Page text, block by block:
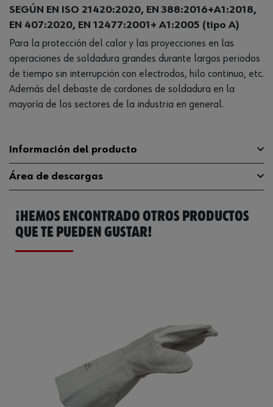
SEGÚN EN ISO 21420:2020, EN 388:2016+A1:2018,
EN 407:2020, EN 12477:2001+ A1:2005 (tipo A)
Para la protección del calor y las proyecciones en las
operaciones de soldadura grandes durante largos periodos
de tiempo sin interrupción con electrodos, hilo continuo, etc.
Además del debaste de cordones de soldadura en la
mayoría de los sectores de la industria en general.
Información del producto
Material Cuero de vacuno
Color Rojo oscuro
Tamaño
Peso del producto (por artículo) 412.000 g
EN 388:2016, EN 407
Área de descargas
Declaración de conformidad CE 528543729.pdf
Catálogo General
¡HEMOS ENCONTRADO OTROS PRODUCTOS
QUE TE PUEDEN GUSTAR!